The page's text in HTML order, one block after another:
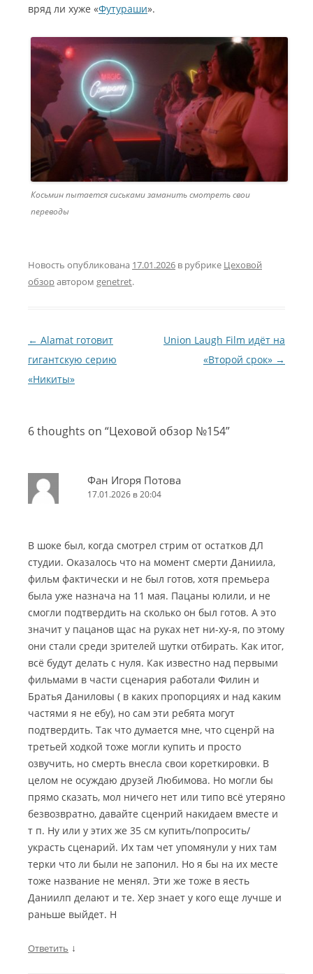
вряд ли хуже «Футураши».
Косьмин пытается сиськами заманить смотреть свои
переводы
Новость опубликована 17.01.2026 в рубрике Цеховой
обзоравтором genetret.
Навигация по записям
← Alamat готовит
гигантскую серию
«Никиты»
Union Laugh Film идёт на
«Второй срок» →
6 thoughts on “Цеховой обзор №154”
Фан Игоря Потова
17.01.2026 в 20:04
В шоке был, когда смотрел стрим от остатков ДЛ
студии. Оказалось что на момент смерти Даниила,
фильм фактически и не был готов, хотя премьера
была уже назнача на 11 мая. Пацаны юлили, и не
смогли подтвердить на сколько он был готов. А это
значит у пацанов щас на руках нет ни-ху-я, по этому
они стали среди зрителей шутки отбирать. Как итог,
всё будут делать с нуля. Как известно над первыми
фильмами в части сценария работали Филин и
Братья Даниловы ( в каких пропорциях и над каким
частями я не ебу), но сам эти ребята могут
подтвердить. Так что думается мне, что сценрй на
третьей ходкой тоже могли купить и просто
озвучить, но смерть внесла свои кореткировки. В
целом не осуждаю друзей Любимова. Но могли бы
прямо сказать, мол ничего нет или типо всё утеряно
безвозвратно, давайте сценрий накидаем вместе и
т п. Ну или у этих же 35 см купить/попросить/
украсть сценарий. Их там чет упомянули у них там
терки что ли были не запонил. Но я бы на их месте
тоже название не менял. Эти же тоже в яесть
Даниилп делают и те. Хер знает у кого еще лучше и
раньше выйдет. Н
Ответить ↓